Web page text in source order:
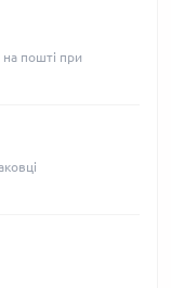
пошті при